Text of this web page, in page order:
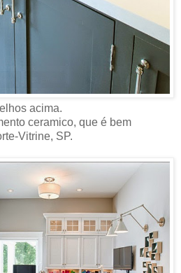
acima.
ceramico, que é bem
Vitrine, SP.